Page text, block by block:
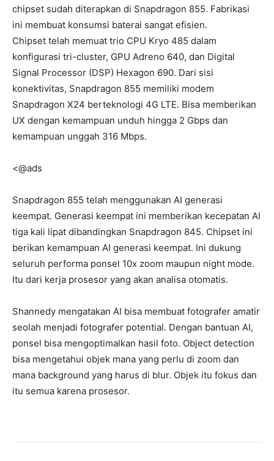
chipset sudah diterapkan di Snapdragon 855. Fabrikasi
ini membuat konsumsi baterai sangat efisien.
Chipset telah memuat trio CPU Kryo 485 dalam
konfigurasi tri-cluster, GPU Adreno 640, dan Digital
Signal Processor (DSP) Hexagon 690. Dari sisi
konektivitas, Snapdragon 855 memiliki modem
Snapdragon X24 berteknologi 4G LTE. Bisa memberikan
UX dengan kemampuan unduh hingga 2 Gbps dan
kemampuan unggah 316 Mbps.
<@ads
Snapdragon 855 telah menggunakan AI generasi
keempat. Generasi keempat ini memberikan kecepatan AI
tiga kali lipat dibandingkan Snapdragon 845. Chipset ini
berikan kemampuan AI generasi keempat. Ini dukung
seluruh performa ponsel 10x zoom maupun night mode.
Itu dari kerja prosesor yang akan analisa otomatis.
Shannedy mengatakan AI bisa membuat fotografer amatir
seolah menjadi fotografer potential. Dengan bantuan AI,
ponsel bisa mengoptimalkan hasil foto. Object detection
bisa mengetahui objek mana yang perlu di zoom dan
mana background yang harus di blur. Objek itu fokus dan
itu semua karena prosesor.